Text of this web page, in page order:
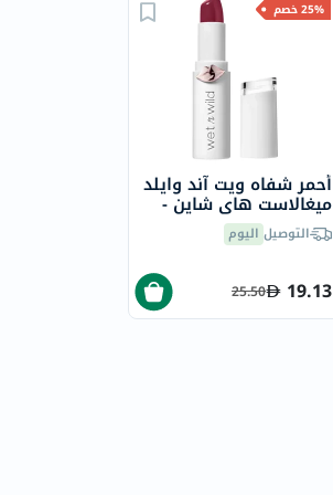
25% خصم
أحمر شفاه ويت آند وايلد
ميغالاست هاي شاين -
سانغريا تايم
التوصيل اليوم
19.13
25.50